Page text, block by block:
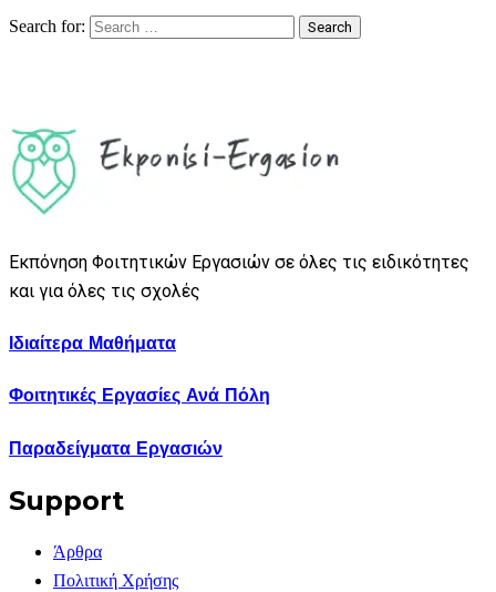
Search for: Search
Εκπόνηση Φοιτητικών Εργασιών σε όλες τις ειδικότητες
και για όλες τις σχολές
Ιδιαίτερα Μαθήματα
Φοιτητικές Εργασίες Ανά Πόλη
Παραδείγματα Εργασιών
Support
Άρθρα
Πολιτική Χρήσης